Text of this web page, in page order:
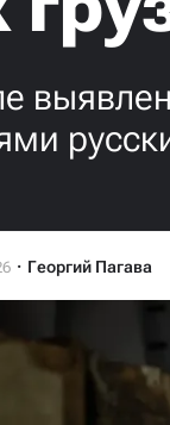
Георгий Пагава